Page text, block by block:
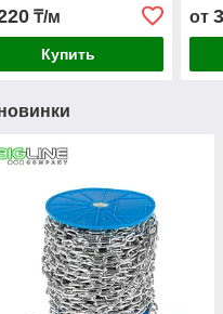
₸/м
Купить
от